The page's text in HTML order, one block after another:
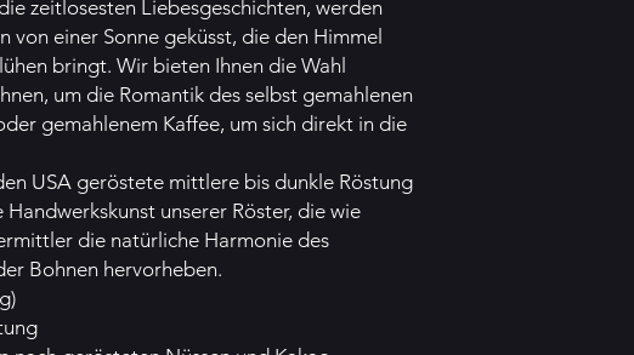
zeitlosesten Liebesgeschichten, werden
von einer Sonne geküsst, die den Himmel
bringt. Wir bieten Ihnen die Wahl
um die Romantik des selbst gemahlenen
gemahlenem Kaffee, um sich direkt in die
USA geröstete mittlere bis dunkle Röstung
unserer Röster, die wie
die natürliche Harmonie des
Bohnen hervorheben.